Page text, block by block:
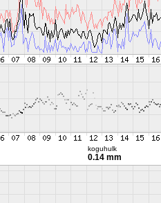
koguhulk
0.14 mm